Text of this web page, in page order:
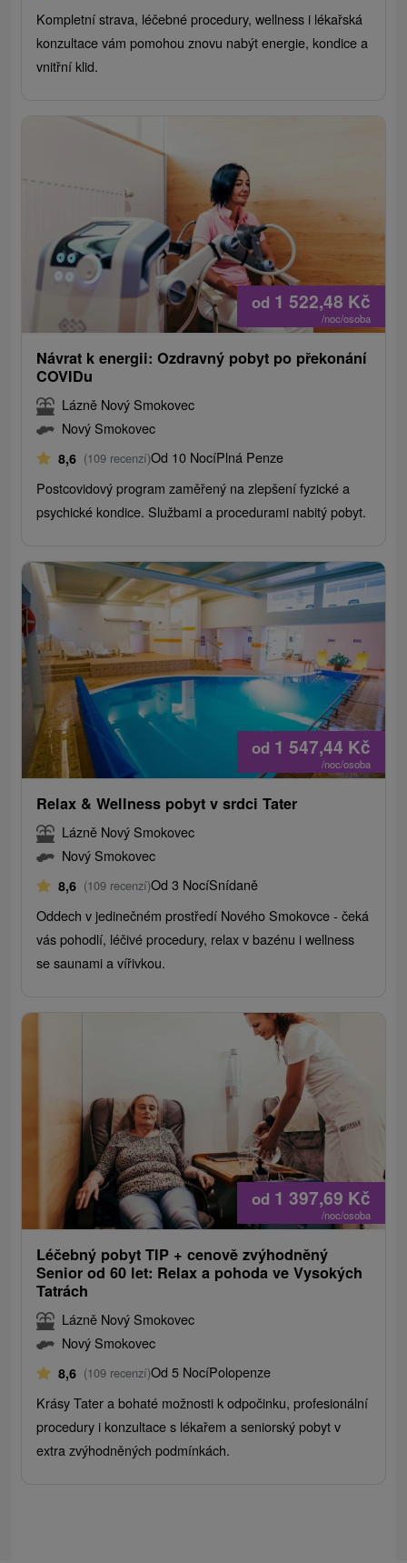
Kompletní strava, léčebné procedury, wellness i lékařská
konzultace vám pomohou znovu nabýt energie, kondice a
vnitřní klid.
od 1 522,48 Kč
/noc/osoba
Návrat k energii: Ozdravný pobyt po překonání
COVIDu
Lázně Nový Smokovec
Nový Smokovec
8,6 (109 recenzí)Od 10 NocíPlná Penze
Postcovidový program zaměřený na zlepšení fyzické a
psychické kondice. Službami a procedurami nabitý pobyt.
od 1 547,44 Kč
/noc/osoba
Relax & Wellness pobyt v srdci Tater
Lázně Nový Smokovec
Nový Smokovec
8,6 (109 recenzí)Od 3 NocíSnídaně
Oddech v jedinečném prostředí Nového Smokovce - čeká
vás pohodlí, léčivé procedury, relax v bazénu i wellness
se saunami a vířivkou.
od 1 397,69 Kč
/noc/osoba
Léčebný pobyt TIP + cenově zvýhodněný
Senior od 60 let: Relax a pohoda ve Vysokých
Tatrách
Lázně Nový Smokovec
Nový Smokovec
8,6 (109 recenzí)Od 5 NocíPolopenze
Krásy Tater a bohaté možnosti k odpočinku, profesionální
procedury i konzultace s lékařem a seniorský pobyt v
extra zvýhodněných podmínkách.